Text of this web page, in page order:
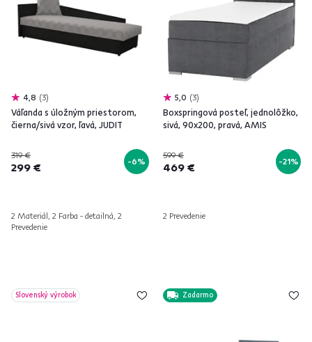
4,8 3
Váľanda s úložným priestorom,
čierna/sivá vzor, ľavá, JUDIT
319 €
299 € -6%
2 Materiál, 2 Farba - detailná, 2
Prevedenie
5,0 3
Boxspringová posteľ, jednolôžko,
sivá, 90x200, pravá, AMIS
599 €
469 € -21%
2 Prevedenie
Slovenský výrobok Zadarmo